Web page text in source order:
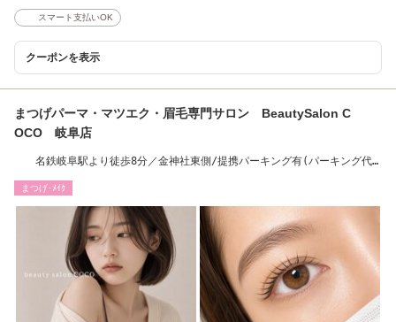
スマート支払いOK
クーポンを表示
まつげパーマ・マツエク・眉毛専門サロン BeautySalon C
OCO 岐阜店
名鉄岐阜駅より徒歩8分／金神社東側/提携パーキング有(パーキング代
まつげ･ﾒｲｸ